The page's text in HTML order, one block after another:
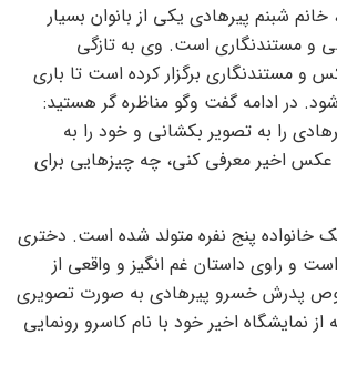
خانم شبنم پیرهادی یکی از بانوان بسیار
و مستندنگاری است. وی به تازگی
و مستندنگاری برگزار کرده است تا باری
در ادامه گفت وگو مناظره گر هستید:
را به تصویر بکشانی و خود را به
عکس اخیر معرفی کنی، چه چیزهایی برای
خانواده پنج نفره متولد شده است. دختری
و راوی داستان غم انگیز و واقعی از
پدرش خسرو پیرهادی به صورت تصویری
نمایشگاه اخیر خود با نام کاسرو رونمایی